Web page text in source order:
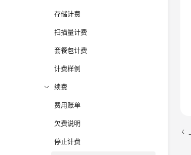
存储计费
扫描量计费
套餐包计费
计费样例
续费
费用账单
欠费说明
停止计费